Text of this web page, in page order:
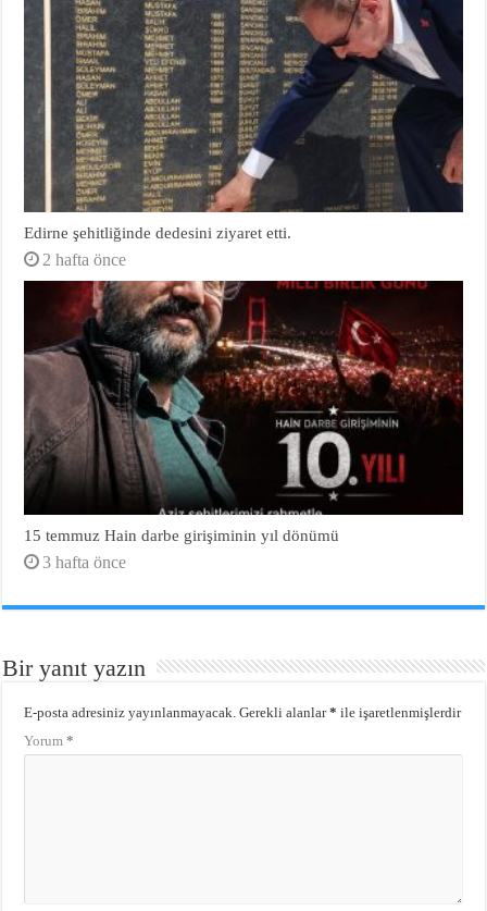
Edirne şehitliğinde dedesini ziyaret etti.
2 hafta önce
15 temmuz Hain darbe girişiminin yıl dönümü
3 hafta önce
Bir yanıt yazın
E-posta adresiniz yayınlanmayacak. Gerekli alanlar* ile işaretlenmişlerdir
Yorum*